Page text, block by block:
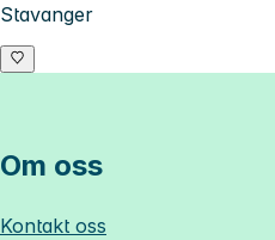
Stavanger
Om oss
Kontakt oss